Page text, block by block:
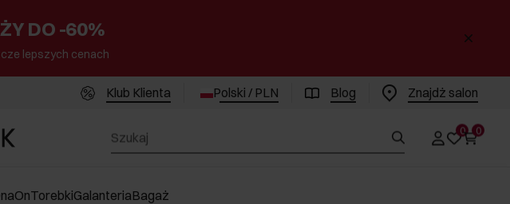
DO -60%
lepszych cenach
Klub Klienta Polski / PLN Blog Znajdż salon
0 0
OnTorebkiGalanteriaBagaż